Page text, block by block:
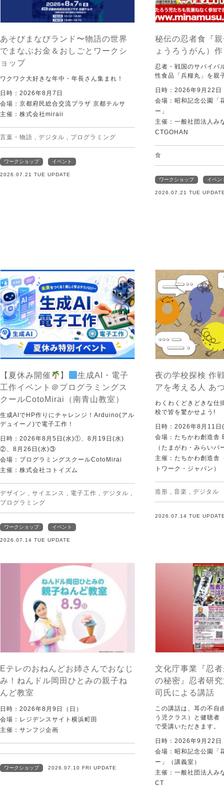
あそびまなびランド〜物語の世界
でまなぶお金＆おしごとワークシ
ョップ
ワクワク大好きな年中・年長さん集まれ！
日時：2026年8月7日
会場：京都府民総合交流プラザ 京都テルサ
主催：株式会社miraii
言葉・物語 , デジタル , プログラミング
ワークショップ イベント
2026.07.21 TUE UPDATE
秘伝の忍者食『
ょうろうがん）
忍者・戦国のサバイバ
性食品「兵糧丸」を親
日時：2026年9月22日
会場：昭和記念公園「
ー」
主催：一般社団法人み
CTGOHAN
食
ワークショップ イベン
2026.07.21 TUE
【夏休み開催 】
生成AI・電子
工作イベント＠プログラミングス
クールCotoMirai（南青山教室）
生成AIでHP作りにチャレンジ！Arduino(アル
デュイーノ)で電子工作！
日時：2026年8月5日(水)①、8月19日(水)
②、8月26日(水)③
会場：プログラミングスクールCotoMirai
主催：株式会社コトイズム
デザイン , サイエンス , 電子工作 , デジタル ,
プログラミング
ワークショップ イベント
2026.07.14 TUE UPDATE
夜の学校探検 作
アを考える人 あ
わくわくどきどきな仕
校で皆を驚かせよう!
日時：2026年8月11日
会場：たちかわ創造舎
（たまがわ・みらいパ
主催：たちかわ創造舎
トワーク・ジャパン）
造形 , 音楽 , デジタル
2026.07.14 TUE
Eテレのおねんどお姉さんでおなじ
み！ねんドル岡田ひとみの親子ね
んど教室
日時：2026年8月9日（日）
会場：レジデンスサイト横浜町田
主催：サンフジ企画
ワークショップ 2026.07.10 FRI UPDATE
文化庁事業『忍
の秘密』忍者研
司氏による講話
この講話は、耳の不自
う児クラス）と健聴者
で受講いただきます。
日時：2026年9月22日
会場：昭和記念公園「
ー」（講義室）
主催：一般社団法人み
CT